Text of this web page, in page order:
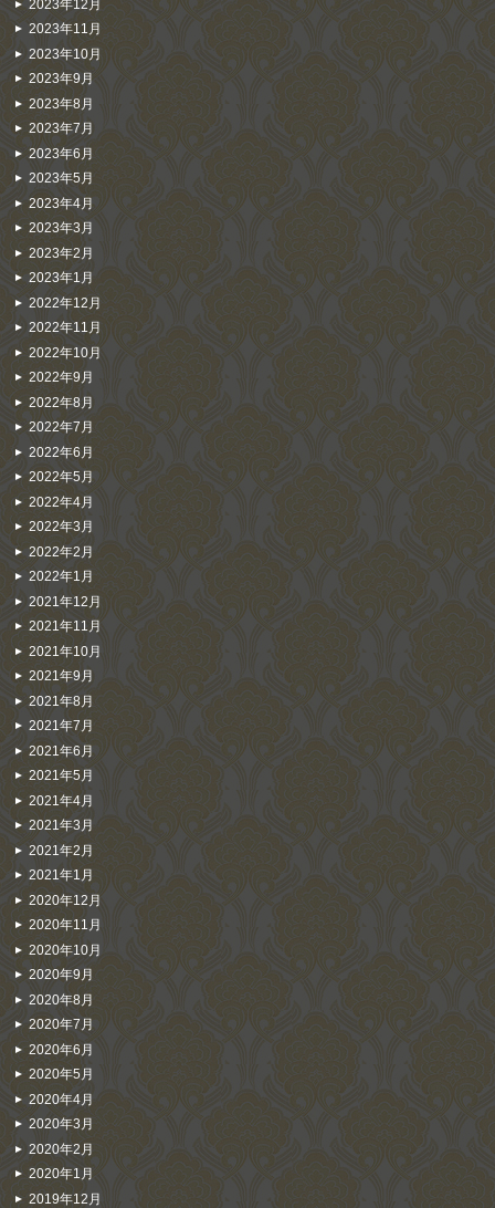
2023年12月
2023年11月
2023年10月
2023年9月
2023年8月
2023年7月
2023年6月
2023年5月
2023年4月
2023年3月
2023年2月
2023年1月
2022年12月
2022年11月
2022年10月
2022年9月
2022年8月
2022年7月
2022年6月
2022年5月
2022年4月
2022年3月
2022年2月
2022年1月
2021年12月
2021年11月
2021年10月
2021年9月
2021年8月
2021年7月
2021年6月
2021年5月
2021年4月
2021年3月
2021年2月
2021年1月
2020年12月
2020年11月
2020年10月
2020年9月
2020年8月
2020年7月
2020年6月
2020年5月
2020年4月
2020年3月
2020年2月
2020年1月
2019年12月